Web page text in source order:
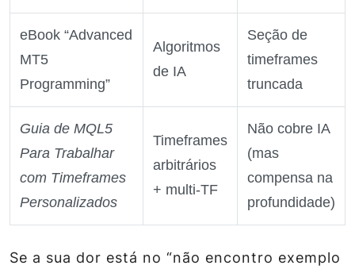
eBook “Advanced
MT5
Programming”
Algoritmos
de IA
Seção de
timeframes
truncada
Guia de MQL5
Para Trabalhar
com Timeframes
Personalizados
Timeframes
arbitrários
+ multi‑TF
Não cobre IA
(mas
compensa na
profundidade)
Se a sua dor está no “não encontro exemplo